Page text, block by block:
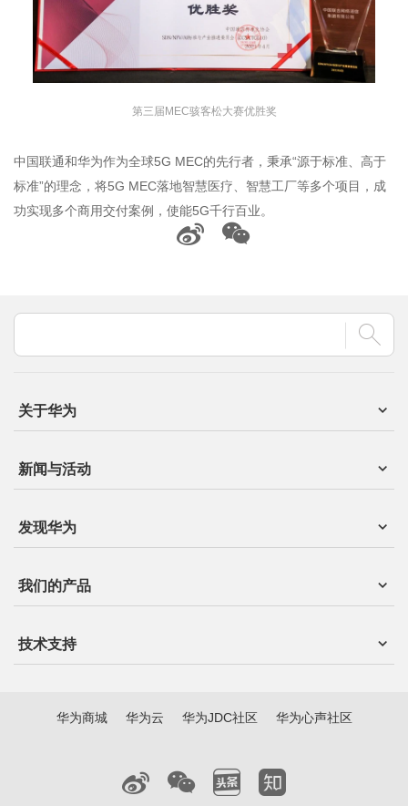
第三届MEC骇客松大赛优胜奖
中国联通和华为作为全球5G MEC的先行者，秉承“源于标准、高于
标准”的理念，将5G MEC落地智慧医疗、智慧工厂等多个项目，成
功实现多个商用交付案例，使能5G千行百业。
关于华为
新闻与活动
发现华为
我们的产品
技术支持
华为商城 华为云 华为JDC社区 华为心声社区